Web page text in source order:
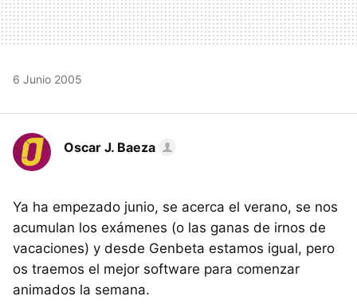
6 Junio 2005
Oscar J. Baeza
Ya ha empezado junio, se acerca el verano, se nos
acumulan los exámenes (o las ganas de irnos de
vacaciones) y desde Genbeta estamos igual, pero
os traemos el mejor software para comenzar
animados la semana.